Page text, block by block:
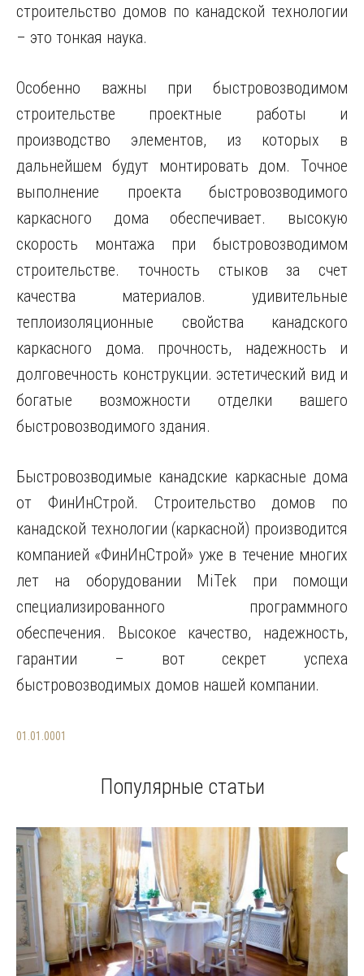
строительство домов по канадской технологии
– это тонкая наука.
Особенно важны при быстровозводимом
строительстве проектные работы и
производство элементов, из которых в
дальнейшем будут монтировать дом. Точное
выполнение проекта быстровозводимого
каркасного дома обеспечивает. высокую
скорость монтажа при быстровозводимом
строительстве. точность стыков за счет
качества материалов. удивительные
теплоизоляционные свойства канадского
каркасного дома. прочность, надежность и
долговечность конструкции. эстетический вид и
богатые возможности отделки вашего
быстровозводимого здания.
Быстровозводимые канадские каркасные дома
от ФинИнСтрой. Строительство домов по
канадской технологии (каркасной) производится
компанией «ФинИнСтрой» уже в течение многих
лет на оборудовании MiTek при помощи
специализированного программного
обеспечения. Высокое качество, надежность,
гарантии – вот секрет успеха
быстровозводимых домов нашей компании.
01.01.0001
Популярные статьи